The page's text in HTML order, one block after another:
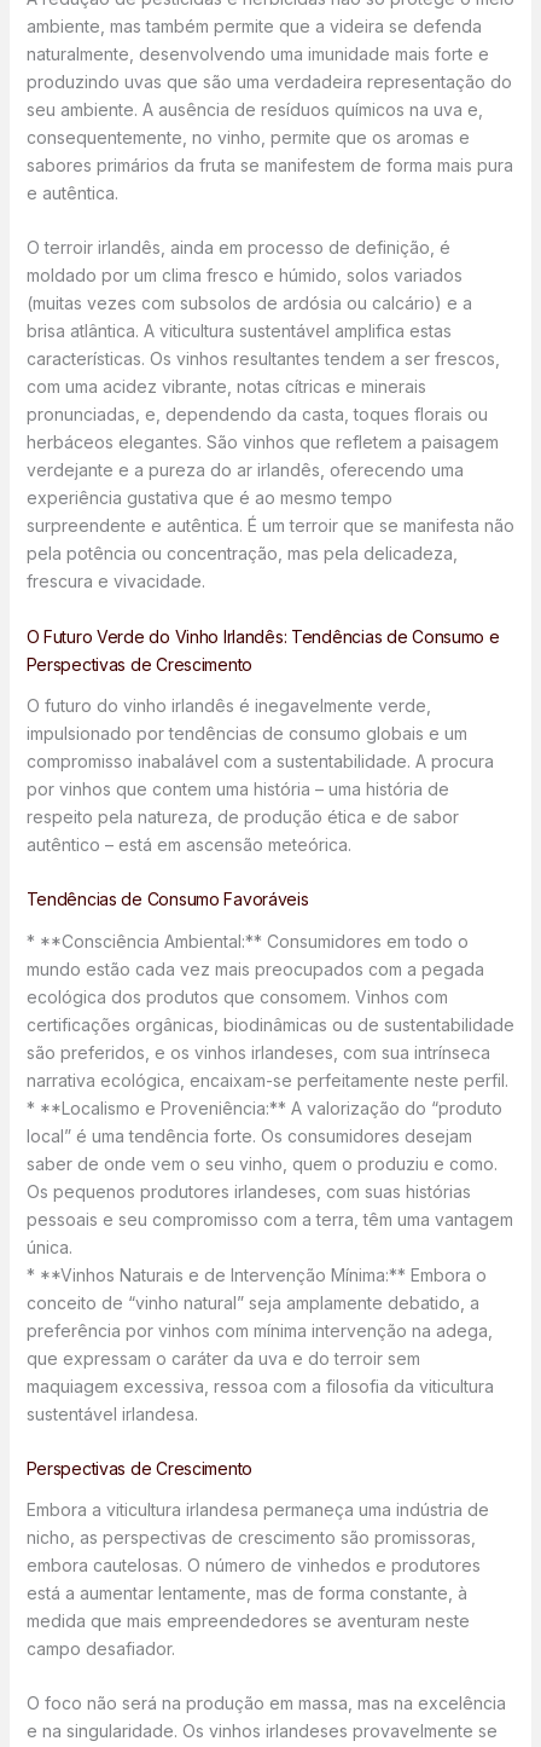
ambiente, mas também permite que a videira se defenda
naturalmente, desenvolvendo uma imunidade mais forte e
produzindo uvas que são uma verdadeira representação do
seu ambiente. A ausência de resíduos químicos na uva e,
consequentemente, no vinho, permite que os aromas e
sabores primários da fruta se manifestem de forma mais pura
e autêntica.
O terroir irlandês, ainda em processo de definição, é
moldado por um clima fresco e húmido, solos variados
(muitas vezes com subsolos de ardósia ou calcário) e a
brisa atlântica. A viticultura sustentável amplifica estas
características. Os vinhos resultantes tendem a ser frescos,
com uma acidez vibrante, notas cítricas e minerais
pronunciadas, e, dependendo da casta, toques florais ou
herbáceos elegantes. São vinhos que refletem a paisagem
verdejante e a pureza do ar irlandês, oferecendo uma
experiência gustativa que é ao mesmo tempo
surpreendente e autêntica. É um terroir que se manifesta não
pela potência ou concentração, mas pela delicadeza,
frescura e vivacidade.
O Futuro Verde do Vinho Irlandês: Tendências de Consumo e
Perspectivas de Crescimento
O futuro do vinho irlandês é inegavelmente verde,
impulsionado por tendências de consumo globais e um
compromisso inabalável com a sustentabilidade. A procura
por vinhos que contem uma história – uma história de
respeito pela natureza, de produção ética e de sabor
autêntico – está em ascensão meteórica.
Tendências de Consumo Favoráveis
* **Consciência Ambiental:** Consumidores em todo o
mundo estão cada vez mais preocupados com a pegada
ecológica dos produtos que consomem. Vinhos com
certificações orgânicas, biodinâmicas ou de sustentabilidade
são preferidos, e os vinhos irlandeses, com sua intrínseca
narrativa ecológica, encaixam-se perfeitamente neste perfil.
* **Localismo e Proveniência:** A valorização do “produto
local” é uma tendência forte. Os consumidores desejam
saber de onde vem o seu vinho, quem o produziu e como.
Os pequenos produtores irlandeses, com suas histórias
pessoais e seu compromisso com a terra, têm uma vantagem
única.
* **Vinhos Naturais e de Intervenção Mínima:** Embora o
conceito de “vinho natural” seja amplamente debatido, a
preferência por vinhos com mínima intervenção na adega,
que expressam o caráter da uva e do terroir sem
maquiagem excessiva, ressoa com a filosofia da viticultura
sustentável irlandesa.
Perspectivas de Crescimento
Embora a viticultura irlandesa permaneça uma indústria de
nicho, as perspectivas de crescimento são promissoras,
embora cautelosas. O número de vinhedos e produtores
está a aumentar lentamente, mas de forma constante, à
medida que mais empreendedores se aventuram neste
campo desafiador.
O foco não será na produção em massa, mas na excelência
e na singularidade. Os vinhos irlandeses provavelmente se